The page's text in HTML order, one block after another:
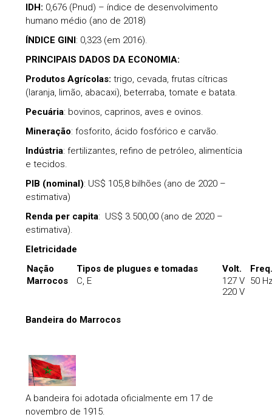
IDH: 0,676 (Pnud) – índice de desenvolvimento
humano médio (ano de 2018)
ÍNDICE GINI: 0,323 (em 2016).
PRINCIPAIS DADOS DA ECONOMIA:
Produtos Agrícolas: trigo, cevada, frutas cítricas
(laranja, limão, abacaxi), beterraba, tomate e batata.
Pecuária: bovinos, caprinos, aves e ovinos.
Mineração: fosforito, ácido fosfórico e carvão.
Indústria: fertilizantes, refino de petróleo, alimentícia
e tecidos.
PIB (nominal): US$ 105,8 bilhões (ano de 2020 –
estimativa)
Renda per capita: US$ 3.500,00 (ano de 2020 –
estimativa).
Eletricidade
Nação
Tipos de plugues e tomadas Volt.
Marrocos
C, E
127 V
220 V
50
Bandeira do Marrocos
A bandeira foi adotada oficialmente em 17 de
novembro de 1915.